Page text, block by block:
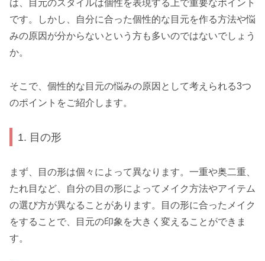
は、目元のスタイルは個性を表現する上で重要なポイント
です。しかし、自分に合った個性的な目元を作る方法や悩
みの原因が分からないという方も多いのではないでしょう
か。
そこで、個性的な目元の悩みの原因として考えられる3つ
のポイントをご紹介します。
1. 目の形
まず、目の形は個々によって異なります。一重や奥二重、
たれ目など、自分の目の形によってメイク方法やアイテム
の選び方が異なることがあります。目の形に合ったメイク
をすることで、目元の印象を大きく変えることができま
す。